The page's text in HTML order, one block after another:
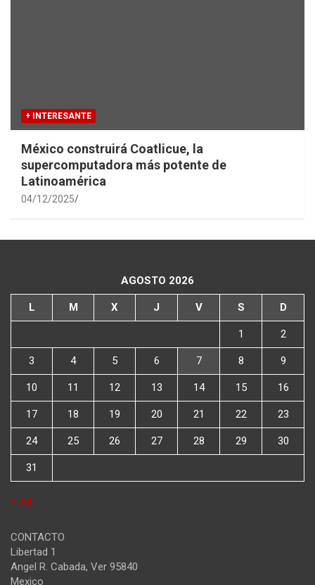
+ INTERESANTE
México construirá Coatlicue, la
supercomputadora más potente de
Latinoamérica
04/12/2025
AGOSTO 2026
L M X J V S D
1 2
3 4 5 6 7 8 9
10 11 12 13 14 15 16
17 18 19 20 21 22 23
24 25 26 27 28 29 30
31
« Jul
CONTACTO
Libertad 1
Angel R. Cabada, Ver 95840
Mexico